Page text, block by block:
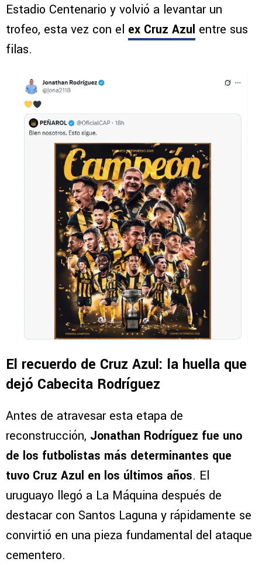
Estadio Centenario y volvió a levantar un
trofeo, esta vez con el ex Cruz Azul entre sus
filas.
El recuerdo de Cruz Azul: la huella que
dejó Cabecita Rodríguez
Antes de atravesar esta etapa de
reconstrucción, Jonathan Rodríguez fue uno
de los futbolistas más determinantes que
tuvo Cruz Azul en los últimos años. El
uruguayo llegó a La Máquina después de
destacar con Santos Laguna y rápidamente se
convirtió en una pieza fundamental del ataque
cementero.